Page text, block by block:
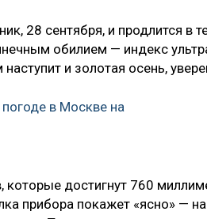
28 сентября, и продлится в
обилием — индекс
и золотая осень,
в Москве на
достигнут 760
прибора покажет «ясно» —